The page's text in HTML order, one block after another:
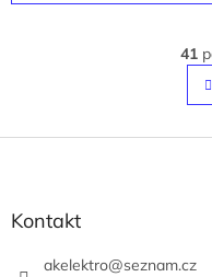
41
Z
Kontakt
akelektro@seznam.cz